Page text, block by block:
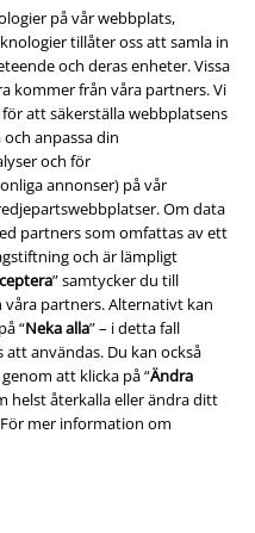
på vår webbplats,
tillåter oss att samla in
och deras enheter. Vissa
kommer från våra partners. Vi
att säkerställa webbplatsens
anpassa din
och för
annonser) på vår
Om data
partners som omfattas av ett
och är lämpligt
” samtycker du till
våra partners. Alternativt kan
“Neka alla” – i detta fall
användas. Du kan också
att klicka på “Ändra
helst återkalla eller ändra ditt
mer information om
del av många fördelar!
Company